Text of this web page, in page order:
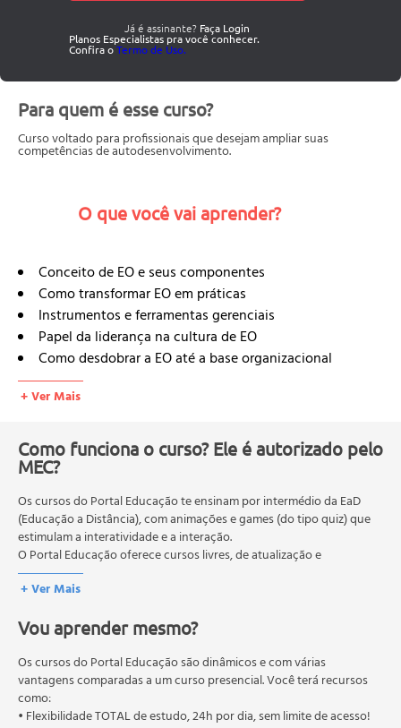
Já é assinante? Faça Login
Planos Especialistas pra você conhecer.
Confira oTermo de Uso.
Para quem é esse curso?
Curso voltado para profissionais que desejam ampliar suas
competências de autodesenvolvimento.
O que você vai aprender?
Conceito de EO e seus componentes
Como transformar EO em práticas
Instrumentos e ferramentas gerenciais
Papel da liderança na cultura de EO
Como desdobrar a EO até a base organizacional
Organizações que apoiam a ênfase em EO
O benchmarking em EO
+ Ver Mais
Como funciona o curso? Ele é autorizado pelo
MEC?
Os cursos do Portal Educação te ensinam por intermédio da EaD
(Educação a Distância), com animações e games (do tipo quiz) que
estimulam a interatividade e a interação.
O Portal Educação oferece cursos livres, de atualização e
qualificação profissional. São destinados a proporcionar ao
profissional conhecimentos que permitam o desenvolvimento de
O MEC (Ministério da Educação), trata da política nacional de
educação em geral, mas autoriza apenas cursos de graduação e
pós-graduação. Os cursos técnicos e profissionalizantes são
autorizados pelas Secretarias Estaduais de Educação.
+ Ver Mais
Vou aprender mesmo?
Os cursos do Portal Educação são dinâmicos e com várias
vantagens comparadas a um curso presencial. Você terá recursos
como:
• Flexibilidade TOTAL de estudo, 24h por dia, sem limite de acesso!